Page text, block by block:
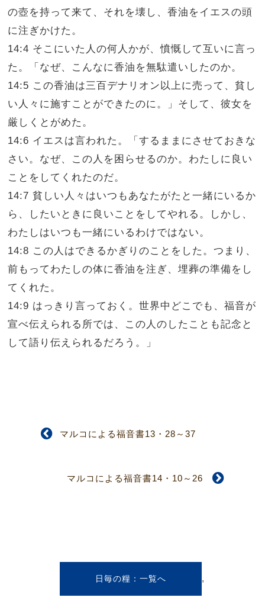
の壺を持って来て、それを壊し、香油をイエスの頭
に注ぎかけた。
14:4 そこにいた人の何人かが、憤慨して互いに言っ
た。「なぜ、こんなに香油を無駄遣いしたのか。
14:5 この香油は三百デナリオン以上に売って、貧し
い人々に施すことができたのに。」そして、彼女を
厳しくとがめた。
14:6 イエスは言われた。「するままにさせておきな
さい。なぜ、この人を困らせるのか。わたしに良い
ことをしてくれたのだ。
14:7 貧しい人々はいつもあなたがたと一緒にいるか
ら、したいときに良いことをしてやれる。しかし、
わたしはいつも一緒にいるわけではない。
14:8 この人はできるかぎりのことをした。つまり、
前もってわたしの体に香油を注ぎ、埋葬の準備をし
てくれた。
14:9 はっきり言っておく。世界中どこでも、福音が
宣べ伝えられる所では、この人のしたことも記念と
して語り伝えられるだろう。」
マルコによる福音書13・28～37
マルコによる福音書14・10～26
日毎の糧 ,